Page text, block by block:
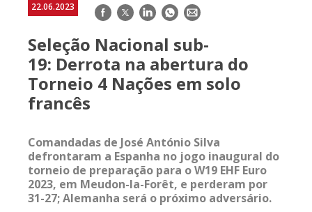
22.06.2023 Facebook
TwitterLinkedInWhatsApp
E-
Seleção Nacional sub-
19: Derrota na abertura do
Torneio 4 Nações em solo
francês
Comandadas de José António Silva
defrontaram a Espanha no jogo inaugural do
torneio de preparação para o W19 EHF Euro
2023, em Meudon-la-Forêt, e perderam por
31-27; Alemanha será o próximo adversário.